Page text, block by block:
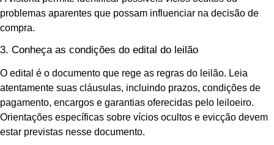
problemas aparentes que possam influenciar na decisão de
compra.
3. Conheça as condições do edital do leilão
O edital é o documento que rege as regras do leilão. Leia
atentamente suas cláusulas, incluindo prazos, condições de
pagamento, encargos e garantias oferecidas pelo leiloeiro.
Orientações específicas sobre vícios ocultos e evicção devem
estar previstas nesse documento.